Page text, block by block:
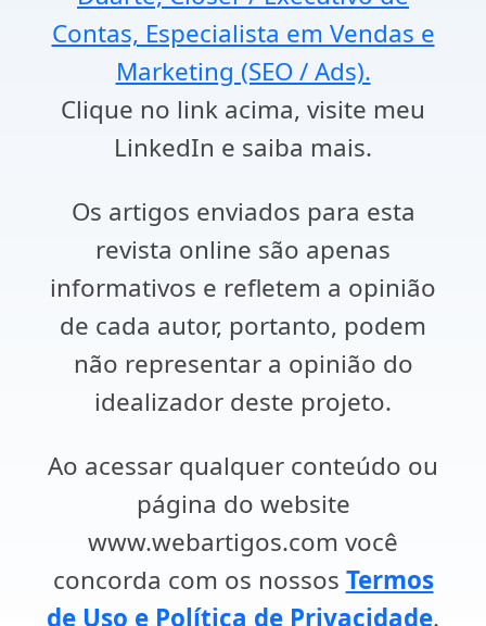
Contas, Especialista em Vendas e
Marketing (SEO / Ads).
Clique no link acima, visite meu
LinkedIn e saiba mais.
Os artigos enviados para esta
revista online são apenas
informativos e refletem a opinião
de cada autor, portanto, podem
não representar a opinião do
idealizador deste projeto.
Ao acessar qualquer conteúdo ou
página do website
www.webartigos.com você
concorda com os nossos Termos
de Uso e Política de Privacidade.